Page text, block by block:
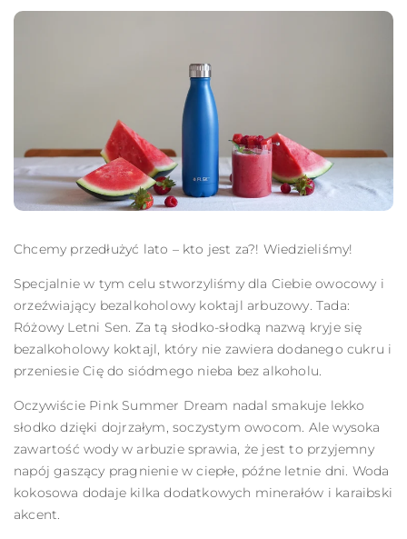
Chcemy przedłużyć lato – kto jest za?! Wiedzieliśmy!
Specjalnie w tym celu stworzyliśmy dla Ciebie owocowy i
orzeźwiający bezalkoholowy koktajl arbuzowy. Tada:
Różowy Letni Sen. Za tą słodko-słodką nazwą kryje się
bezalkoholowy koktajl, który nie zawiera dodanego cukru i
przeniesie Cię do siódmego nieba bez alkoholu.
Oczywiście Pink Summer Dream nadal smakuje lekko
słodko dzięki dojrzałym, soczystym owocom. Ale wysoka
zawartość wody w arbuzie sprawia, że jest to przyjemny
napój gaszący pragnienie w ciepłe, późne letnie dni. Woda
kokosowa dodaje kilka dodatkowych minerałów i karaibski
akcent.